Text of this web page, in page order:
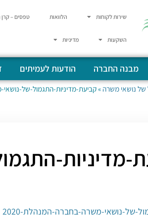
שירות לקוחות הלוואות טפסים –
השקעות מדיניות
מבנה החברה הודעות לעמיתים
של נושאי משרה »קביעת-מדיניות-התגמול-של-נושאי-
מדיניות-
של-נושאי-משרה-בחברה-המנהלת-2020